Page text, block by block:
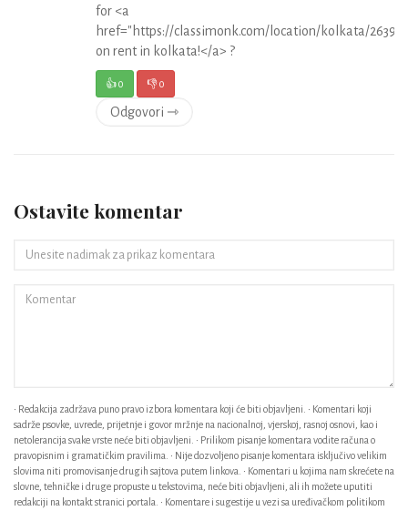
for <a
href="https://classimonk.com/location/kolkata/
on rent in kolkata!</a> ?
👍0 👎0
Odgovori ⇾
Ostavite komentar
• Redakcija zadržava puno pravo izbora komentara koji će biti objavljeni. • Komentari koji
sadrže psovke, uvrede, prijetnje i govor mržnje na nacionalnoj, vjerskoj, rasnoj osnovi, kao i
netolerancija svake vrste neće biti objavljeni. • Prilikom pisanje komentara vodite računa o
pravopisnim i gramatičkim pravilima. • Nije dozvoljeno pisanje komentara isključivo velikim
slovima niti promovisanje drugih sajtova putem linkova. • Komentari u kojima nam skrećete na
slovne, tehničke i druge propuste u tekstovima, neće biti objavljeni, ali ih možete uputiti
redakciji na kontakt stranici portala. • Komentare i sugestije u vezi sa uređivačkom politikom